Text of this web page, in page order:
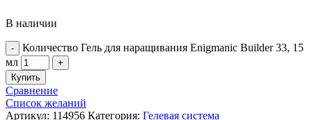
В наличии
Количество Гель для наращивания Enigmanic Builder 33, 15
мл
Купить
Сравнение
Список желаний
Артикул: 114956 Категория: Гелевая система